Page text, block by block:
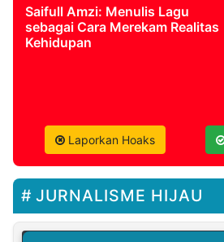
Saifull Amzi: Menulis Lagu
sebagai Cara Merekam Realitas
Kehidupan
Laporkan Hoaks
JURNALISME HIJAU